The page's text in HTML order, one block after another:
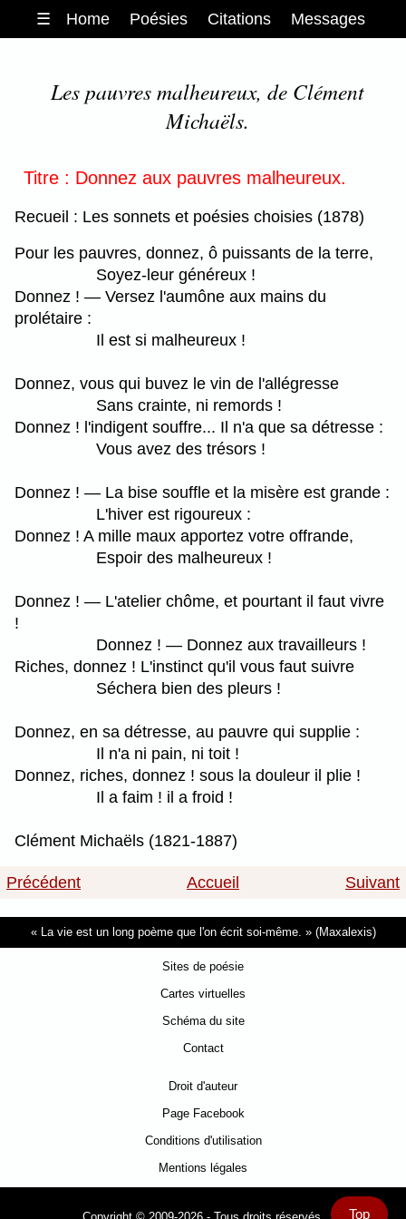
☰ Home Poésies Citations Messages
Les pauvres malheureux, de Clément
Michaëls.
Titre : Donnez aux pauvres malheureux.
Recueil : Les sonnets et poésies choisies (1878)
Pour les pauvres, donnez, ô puissants de la terre,
Soyez-leur généreux !
Donnez ! ― Versez l'aumône aux mains du
prolétaire :
Il est si malheureux !
Donnez, vous qui buvez le vin de l'allégresse
Sans crainte, ni remords !
Donnez ! l'indigent souffre... Il n'a que sa détresse :
Vous avez des trésors !
Donnez ! ― La bise souffle et la misère est grande :
L'hiver est rigoureux :
Donnez ! A mille maux apportez votre offrande,
Espoir des malheureux !
Donnez ! ― L'atelier chôme, et pourtant il faut vivre
!
Donnez ! ― Donnez aux travailleurs !
Riches, donnez ! L'instinct qu'il vous faut suivre
Séchera bien des pleurs !
Donnez, en sa détresse, au pauvre qui supplie :
Il n'a ni pain, ni toit !
Donnez, riches, donnez ! sous la douleur il plie !
Il a faim ! il a froid !
Clément Michaëls (1821-1887)
Précédent Accueil Suivant
Top
La vie est un long poème que l'on écrit soi-même. (Maxalexis)
Sites de poésie
Cartes virtuelles
Schéma du site
Contact
Droit d'auteur
Page Facebook
Conditions d'utilisation
Mentions légales